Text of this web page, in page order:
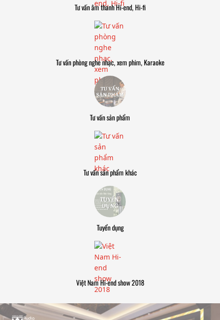
Tư vấn âm thanh Hi-end, Hi-fi
Tư vấn phòng nghe nhạc, xem phim, Karaoke
Tư vấn sản phẩm
Tư vấn sản phẩm khác
Tuyển dụng
Việt Nam Hi-end show 2018